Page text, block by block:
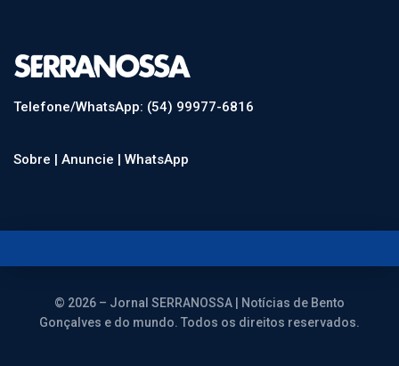
Telefone/WhatsApp: (54) 99977-6816
Sobre | Anuncie | WhatsApp
© 2026 – Jornal SERRANOSSA | Notícias de Bento
Gonçalves e do mundo. Todos os direitos reservados.